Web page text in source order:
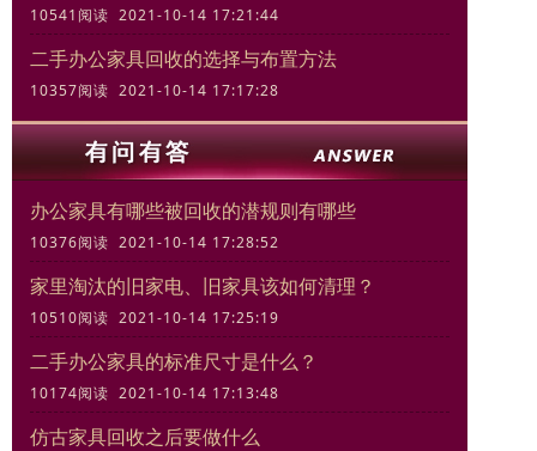
10541阅读 2021-10-14 17:21:44
二手办公家具回收的选择与布置方法
10357阅读 2021-10-14 17:17:28
办公家具有哪些被回收的潜规则有哪些
10376阅读 2021-10-14 17:28:52
家里淘汰的旧家电、旧家具该如何清理？
10510阅读 2021-10-14 17:25:19
二手办公家具的标准尺寸是什么？
10174阅读 2021-10-14 17:13:48
仿古家具回收之后要做什么